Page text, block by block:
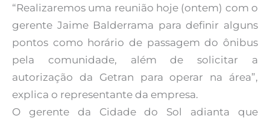
“Realizaremos uma reunião hoje (ontem) com o
gerente Jaime Balderrama para definir alguns
pontos como horário de passagem do ônibus
pela comunidade, além de solicitar a
autorização da Getran para operar na área”,
explica o representante da empresa.
O gerente da Cidade do Sol adianta que